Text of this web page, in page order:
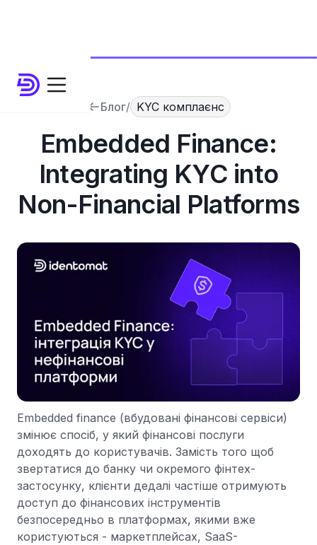
Блог/ KYC комплаєнс
Embedded Finance:
Integrating KYC into
Non-Financial Platforms
Embedded finance (вбудовані фінансові сервіси)
змінює спосіб, у який фінансові послуги
доходять до користувачів. Замість того щоб
звертатися до банку чи окремого фінтех-
застосунку, клієнти дедалі частіше отримують
доступ до фінансових інструментів
безпосередньо в платформах, якими вже
користуються - маркетплейсах, SaaS-